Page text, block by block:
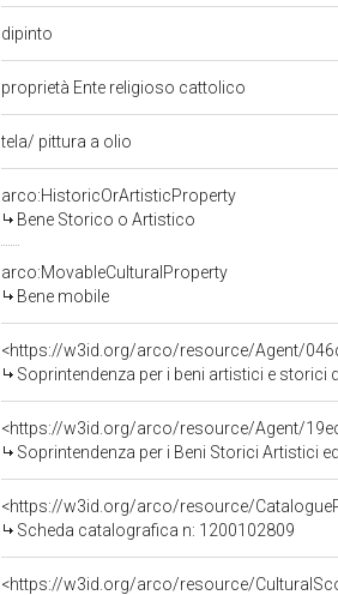
dipinto
proprietà Ente religioso cattolico
tela/ pittura a olio
arco:HistoricOrArtisticProperty
Bene Storico o Artistico
arco:MovableCulturalProperty
Bene mobile
<https://w3id.org/arco/resource/Agent/
Soprintendenza per i beni artistici e storici
<https://w3id.org/arco/resource/Agent/
Soprintendenza per i Beni Storici Artistici
<https://w3id.org/arco/resource/
Scheda catalografica n: 1200102809
<https://w3id.org/arco/resource/